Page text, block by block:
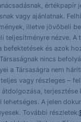
értékpapír
vagy ajánlatnak.
illetve jövőbeli
teljesítményre nézve. A
befektetések és azok
nincs
a Társaságra nem
vagy részleges –
terjesztése
lehetséges. A jelen
További részletek: